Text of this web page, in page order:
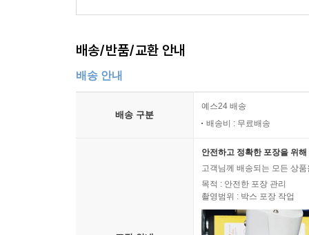
배송/반품/교환 안내
배송 안내
배송 구분
예스24 배송
배송비 : 무료배송
안전하고 정확한 포장을 위
고객님께 배송되는 모든 상
목적 : 안전한 포장 관리
촬영범위 : 박스 포장 작업